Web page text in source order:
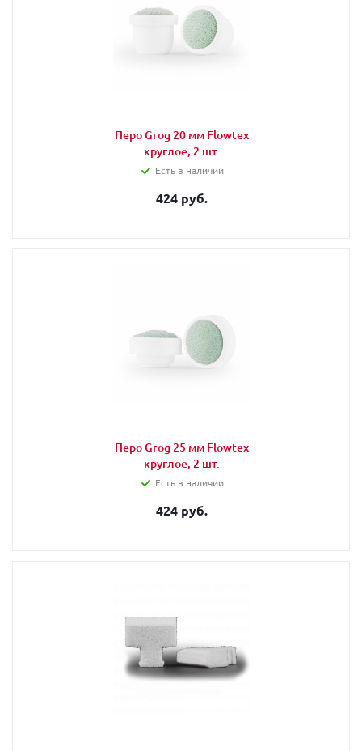
Перо Grog 20 мм Flowtex
круглое, 2 шт.
Есть в наличии
424 руб.
Перо Grog 25 мм Flowtex
круглое, 2 шт.
Есть в наличии
424 руб.